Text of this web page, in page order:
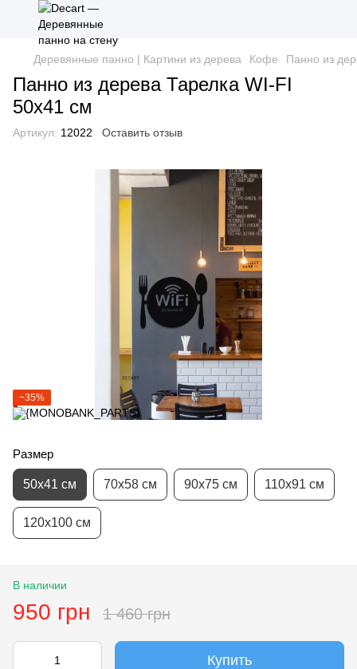
Деревянные панно | Картини из дерева Кофе Панно из
Панно из дерева Тарелка WI-FI
50х41 см
Артикул: 12022 Оставить отзыв
−35%
Размер
50х41 см 70х58 см 90х75 см 110х91 см
120х100 см
В наличии
950 грн 1 460 грн
Купить